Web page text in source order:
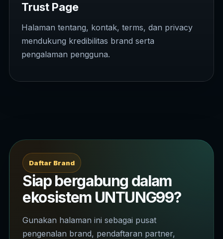
Trust Page
Halaman tentang, kontak, terms, dan privacy
mendukung kredibilitas brand serta
pengalaman pengguna.
Daftar Brand
Siap bergabung dalam
ekosistem UNTUNG99?
Gunakan halaman ini sebagai pusat
pengenalan brand, pendaftaran partner,